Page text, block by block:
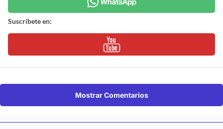
Suscríbete en:
Mostrar Comentarios